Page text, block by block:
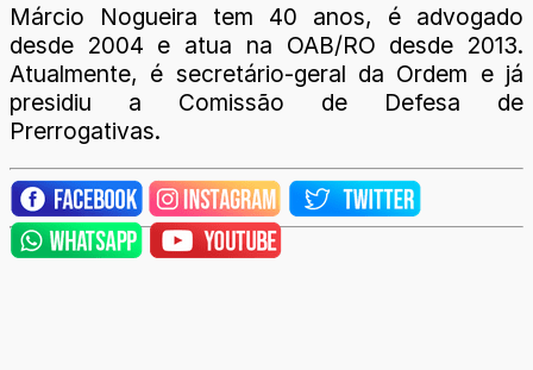
Márcio Nogueira tem 40 anos, é advogado
desde 2004 e atua na OAB/RO desde 2013.
Atualmente, é secretário-geral da Ordem e já
presidiu a Comissão de Defesa de
Prerrogativas.